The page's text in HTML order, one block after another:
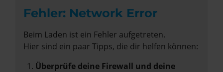
Fehler: Network Error
Beim Laden ist ein Fehler aufgetreten.
Hier sind ein paar Tipps, die dir helfen können:
Überprüfe deine Firewall und deine